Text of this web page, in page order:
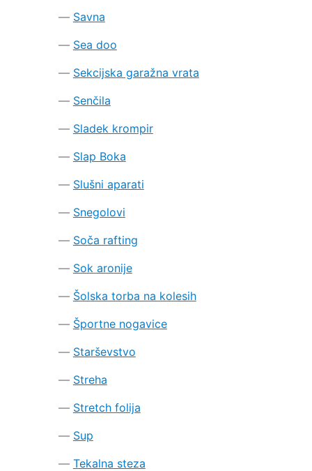
Savna
Sea doo
Sekcijska garažna vrata
Senčila
Sladek krompir
Slap Boka
Slušni aparati
Snegolovi
Soča rafting
Sok aronije
Šolska torba na kolesih
Športne nogavice
Starševstvo
Streha
Stretch folija
Sup
Tekalna steza